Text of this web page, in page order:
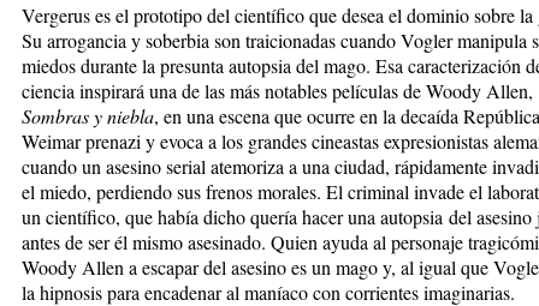
Vergerus es el prototipo del científico que desea el dominio sobre la
Su arrogancia y soberbia son traicionadas cuando Vogler manipula
miedos durante la presunta autopsia del mago. Esa caracterización
ciencia inspirará una de las más notables películas de Woody Allen,
Sombras y niebla, en una escena que ocurre en la decaída
Weimar prenazi y evoca a los grandes cineastas expresionistas
cuando un asesino serial atemoriza a una ciudad, rápidamente
el miedo, perdiendo sus frenos morales. El criminal invade el
un científico, que había dicho quería hacer una autopsia del asesino
antes de ser él mismo asesinado. Quien ayuda al personaje
Woody Allen a escapar del asesino es un mago y, al igual que
la hipnosis para encadenar al maníaco con corrientes imaginarias.